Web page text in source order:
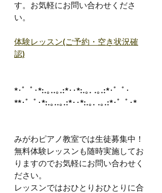
す。お気軽にお問い合わせくださ
い。
体験レッスン(ご予約・空き状況確
認)
*･゜ﾟ･*:.｡..｡.:*･･*:.｡. .｡.:*･゜ﾟ･
**･゜ﾟ･*:.｡..｡.:*･･*:.｡. .｡.:*･゜ﾟ･*
みがわピアノ教室では生徒募集中！
無料体験レッスンも随時実施してお
りますのでお気軽にお問い合わせく
ださい。
レッスンではおひとりおひとりに合